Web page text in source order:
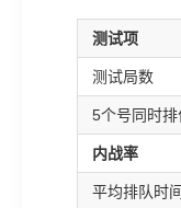
测试项
测试局数
5个号同时
内战率
平均排队时间